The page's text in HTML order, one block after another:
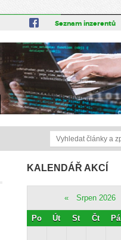
Seznam inzerentů
KALENDÁŘ AKCÍ
« Srpen 2026
Po Út St Čt Pá